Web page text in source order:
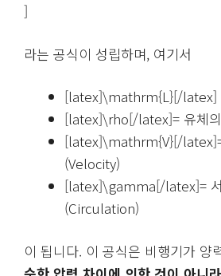
]
라는 공식이 성립하며, 여기서
[latex]\mathrm{L}[/latex]
[latex]\rho[/latex]= 유체
[latex]\mathrm{V}[/
(Velocity)
[latex]\gamma[/latex]=
(Circulation)
이 됩니다. 이 공식은 비행기가 양